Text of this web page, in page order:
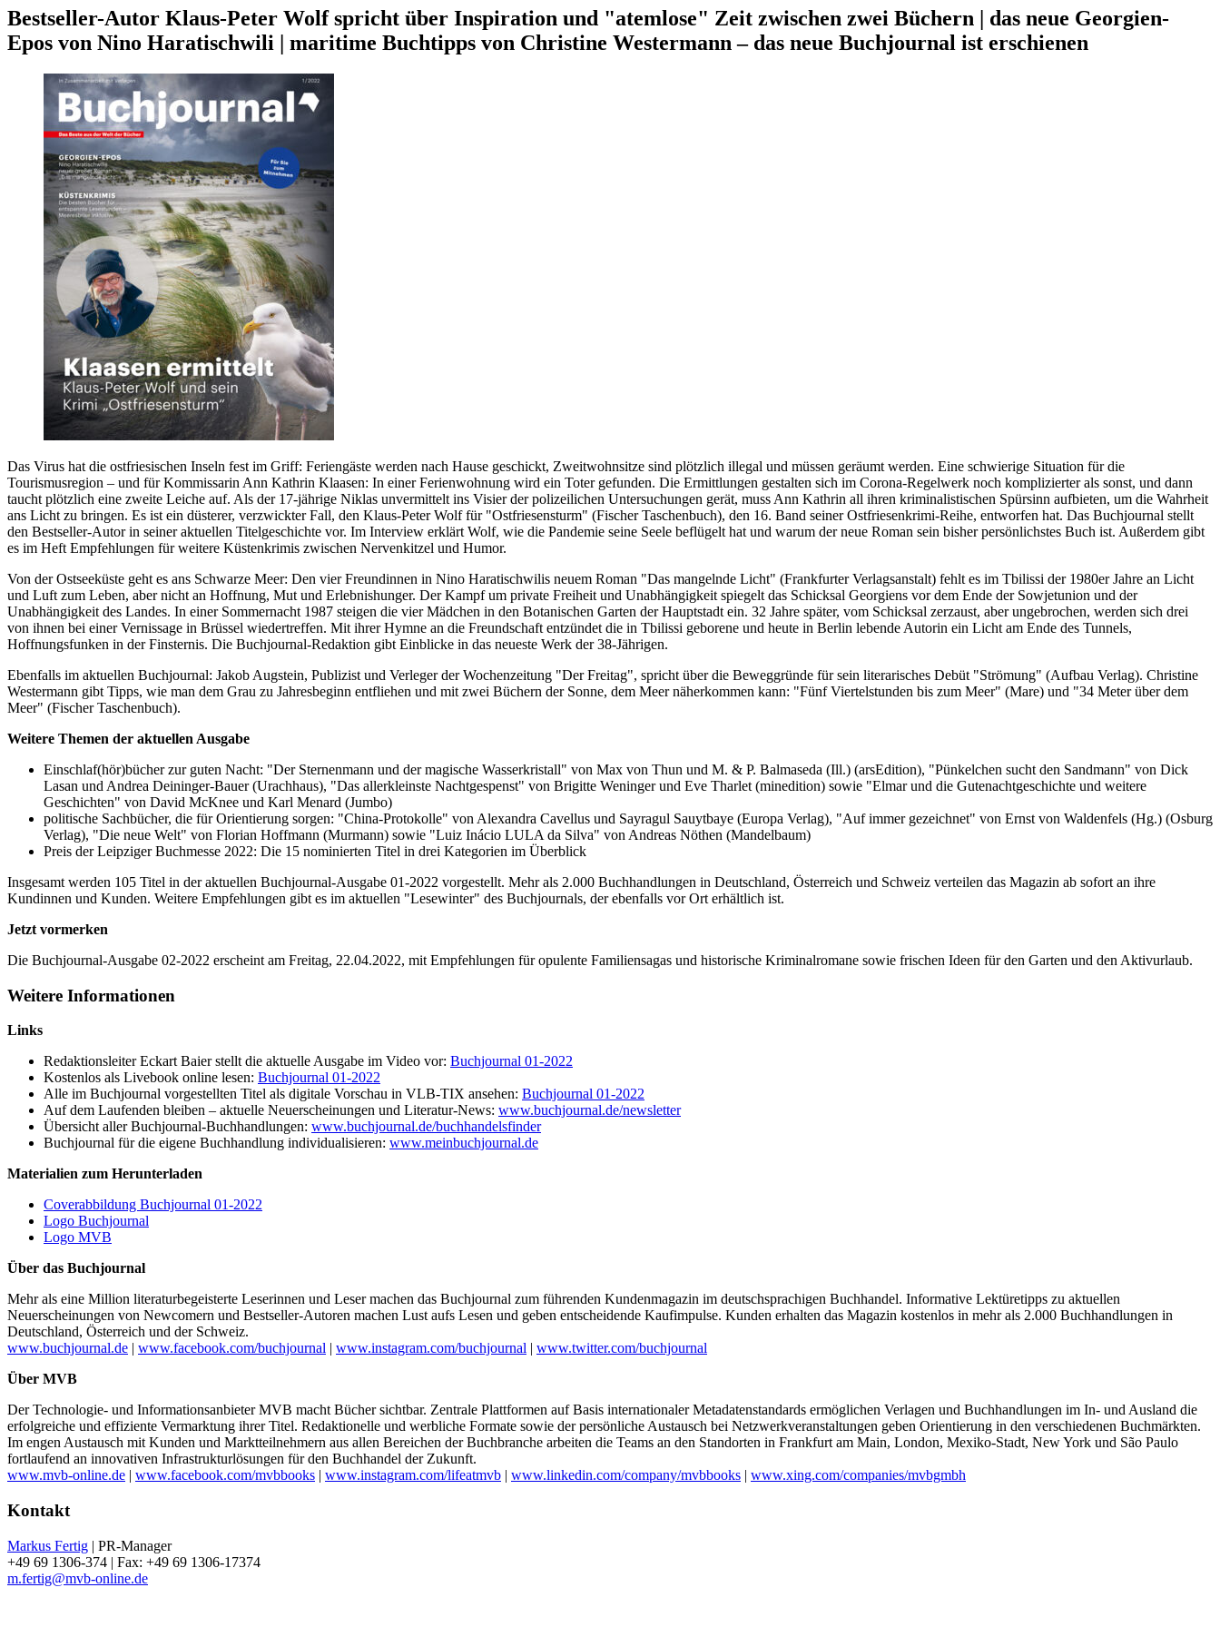
Bestseller-Autor Klaus-Peter Wolf spricht über Inspiration und "atemlose" Zeit zwischen zwei Büchern | das neue Georgien-
Epos von Nino Haratischwili | maritime Buchtipps von Christine Westermann – das neue Buchjournal ist erschienen
Das Virus hat die ostfriesischen Inseln fest im Griff: Feriengäste werden nach Hause geschickt, Zweitwohnsitze sind plötzlich illegal und müssen geräumt werden. Eine schwierige Situation für die
Tourismusregion – und für Kommissarin Ann Kathrin Klaasen: In einer Ferienwohnung wird ein Toter gefunden. Die Ermittlungen gestalten sich im Corona-Regelwerk noch komplizierter als sonst, und dann
taucht plötzlich eine zweite Leiche auf. Als der 17-jährige Niklas unvermittelt ins Visier der polizeilichen Untersuchungen gerät, muss Ann Kathrin all ihren kriminalistischen Spürsinn aufbieten, um die Wahrheit
ans Licht zu bringen. Es ist ein düsterer, verzwickter Fall, den Klaus-Peter Wolf für "Ostfriesensturm" (Fischer Taschenbuch), den 16. Band seiner Ostfriesenkrimi-Reihe, entworfen hat. Das Buchjournal stellt
den Bestseller-Autor in seiner aktuellen Titelgeschichte vor. Im Interview erklärt Wolf, wie die Pandemie seine Seele beflügelt hat und warum der neue Roman sein bisher persönlichstes Buch ist. Außerdem gibt
es im Heft Empfehlungen für weitere Küstenkrimis zwischen Nervenkitzel und Humor.
Von der Ostseeküste geht es ans Schwarze Meer: Den vier Freundinnen in Nino Haratischwilis neuem Roman "Das mangelnde Licht" (Frankfurter Verlagsanstalt) fehlt es im Tbilissi der 1980er Jahre an Licht
und Luft zum Leben, aber nicht an Hoffnung, Mut und Erlebnishunger. Der Kampf um private Freiheit und Unabhängigkeit spiegelt das Schicksal Georgiens vor dem Ende der Sowjetunion und der
Unabhängigkeit des Landes. In einer Sommernacht 1987 steigen die vier Mädchen in den Botanischen Garten der Hauptstadt ein. 32 Jahre später, vom Schicksal zerzaust, aber ungebrochen, werden sich drei
von ihnen bei einer Vernissage in Brüssel wiedertreffen. Mit ihrer Hymne an die Freundschaft entzündet die in Tbilissi geborene und heute in Berlin lebende Autorin ein Licht am Ende des Tunnels,
Hoffnungsfunken in der Finsternis. Die Buchjournal-Redaktion gibt Einblicke in das neueste Werk der 38-Jährigen.
Ebenfalls im aktuellen Buchjournal: Jakob Augstein, Publizist und Verleger der Wochenzeitung "Der Freitag", spricht über die Beweggründe für sein literarisches Debüt "Strömung" (Aufbau Verlag). Christine
Westermann gibt Tipps, wie man dem Grau zu Jahresbeginn entfliehen und mit zwei Büchern der Sonne, dem Meer näherkommen kann: "Fünf Viertelstunden bis zum Meer" (Mare) und "34 Meter über dem
Meer" (Fischer Taschenbuch).
Weitere Themen der aktuellen Ausgabe
Einschlaf(hör)bücher zur guten Nacht: "Der Sternenmann und der magische Wasserkristall" von Max von Thun und M. & P. Balmaseda (Ill.) (arsEdition), "Pünkelchen sucht den Sandmann" von Dick
Lasan und Andrea Deininger-Bauer (Urachhaus), "Das allerkleinste Nachtgespenst" von Brigitte Weninger und Eve Tharlet (minedition) sowie "Elmar und die Gutenachtgeschichte und weitere
Geschichten" von David McKnee und Karl Menard (Jumbo)
politische Sachbücher, die für Orientierung sorgen: "China-Protokolle" von Alexandra Cavellus und Sayragul Sauytbaye (Europa Verlag), "Auf immer gezeichnet" von Ernst von Waldenfels (Hg.) (Osburg
Verlag), "Die neue Welt" von Florian Hoffmann (Murmann) sowie "Luiz Inácio LULA da Silva" von Andreas Nöthen (Mandelbaum)
Preis der Leipziger Buchmesse 2022: Die 15 nominierten Titel in drei Kategorien im Überblick
Insgesamt werden 105 Titel in der aktuellen Buchjournal-Ausgabe 01-2022 vorgestellt. Mehr als 2.000 Buchhandlungen in Deutschland, Österreich und Schweiz verteilen das Magazin ab sofort an ihre
Kundinnen und Kunden. Weitere Empfehlungen gibt es im aktuellen "Lesewinter" des Buchjournals, der ebenfalls vor Ort erhältlich ist.
Jetzt vormerken
Die Buchjournal-Ausgabe 02-2022 erscheint am Freitag, 22.04.2022, mit Empfehlungen für opulente Familiensagas und historische Kriminalromane sowie frischen Ideen für den Garten und den Aktivurlaub.
Weitere Informationen
Links
Redaktionsleiter Eckart Baier stellt die aktuelle Ausgabe im Video vor: Buchjournal 01-2022
Kostenlos als Livebook online lesen: Buchjournal 01-2022
Alle im Buchjournal vorgestellten Titel als digitale Vorschau in VLB-TIX ansehen: Buchjournal 01-2022
Auf dem Laufenden bleiben – aktuelle Neuerscheinungen und Literatur-News: www.buchjournal.de/newsletter
Übersicht aller Buchjournal-Buchhandlungen: www.buchjournal.de/buchhandelsfinder
Buchjournal für die eigene Buchhandlung individualisieren: www.meinbuchjournal.de
Materialien zum Herunterladen
Coverabbildung Buchjournal 01-2022
Logo Buchjournal
Logo MVB
Über das Buchjournal
Mehr als eine Million literaturbegeisterte Leserinnen und Leser machen das Buchjournal zum führenden Kundenmagazin im deutschsprachigen Buchhandel. Informative Lektüretipps zu aktuellen
Neuerscheinungen von Newcomern und Bestseller-Autoren machen Lust aufs Lesen und geben entscheidende Kaufimpulse. Kunden erhalten das Magazin kostenlos in mehr als 2.000 Buchhandlungen in
Deutschland, Österreich und der Schweiz.
www.buchjournal.de | www.facebook.com/buchjournal | www.instagram.com/buchjournal | www.twitter.com/buchjournal
Über MVB
Der Technologie- und Informationsanbieter MVB macht Bücher sichtbar. Zentrale Plattformen auf Basis internationaler Metadatenstandards ermöglichen Verlagen und Buchhandlungen im In- und Ausland die
erfolgreiche und effiziente Vermarktung ihrer Titel. Redaktionelle und werbliche Formate sowie der persönliche Austausch bei Netzwerkveranstaltungen geben Orientierung in den verschiedenen Buchmärkten.
Im engen Austausch mit Kunden und Marktteilnehmern aus allen Bereichen der Buchbranche arbeiten die Teams an den Standorten in Frankfurt am Main, London, Mexiko-Stadt, New York und São Paulo
fortlaufend an innovativen Infrastrukturlösungen für den Buchhandel der Zukunft.
www.mvb-online.de | www.facebook.com/mvbbooks | www.instagram.com/lifeatmvb | www.linkedin.com/company/mvbbooks | www.xing.com/companies/mvbgmbh
Kontakt
Markus Fertig | PR-Manager
+49 69 1306-374 | Fax: +49 69 1306-17374
m.fertig@mvb-online.de